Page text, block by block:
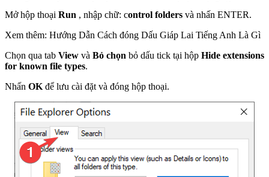
Mở hộp thoại Run , nhập chữ: control folders và nhấn ENTER.
Xem thêm: Hướng Dẫn Cách đóng Dấu Giáp Lai Tiếng Anh Là Gì
Chọn qua tab View và Bỏ chọn bỏ dấu tick tại hộp Hide extensions
for known file types.
Nhấn OK để lưu cài đặt và đóng hộp thoại.